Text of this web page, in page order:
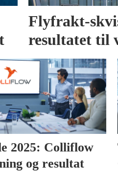
Flyfrakt-
resultatet til
2025: Colliflow
og resultat